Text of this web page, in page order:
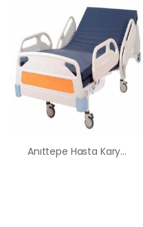
Anıttepe Hasta Karyolası Kiralama Satış Fiyatları